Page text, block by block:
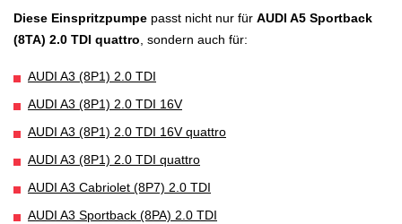
Diese Einspritzpumpe passt nicht nur für AUDI A5 Sportback
(8TA) 2.0 TDI quattro , sondern auch für:
AUDI A3 (8P1) 2.0 TDI
AUDI A3 (8P1) 2.0 TDI 16V
AUDI A3 (8P1) 2.0 TDI 16V quattro
AUDI A3 (8P1) 2.0 TDI quattro
AUDI A3 Cabriolet (8P7) 2.0 TDI
AUDI A3 Sportback (8PA) 2.0 TDI